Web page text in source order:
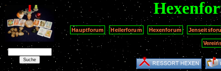
Hauptforum Heilerforum Hexenforum